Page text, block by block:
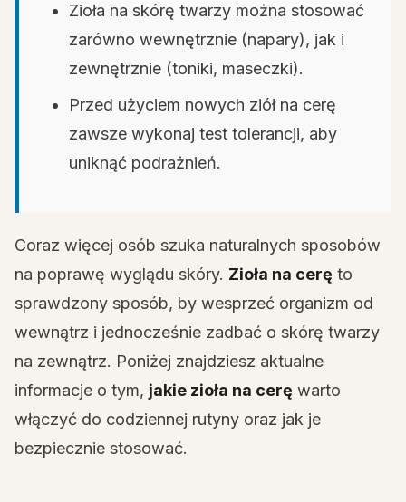
Zioła na skórę twarzy można stosować
zarówno wewnętrznie (napary), jak i
zewnętrznie (toniki, maseczki).
Przed użyciem nowych ziół na cerę
zawsze wykonaj test tolerancji, aby
uniknąć podrażnień.
Coraz więcej osób szuka naturalnych sposobów
na poprawę wyglądu skóry. Zioła na cerę to
sprawdzony sposób, by wesprzeć organizm od
wewnątrz i jednocześnie zadbać o skórę twarzy
na zewnątrz. Poniżej znajdziesz aktualne
informacje o tym, jakie zioła na cerę warto
włączyć do codziennej rutyny oraz jak je
bezpiecznie stosować.